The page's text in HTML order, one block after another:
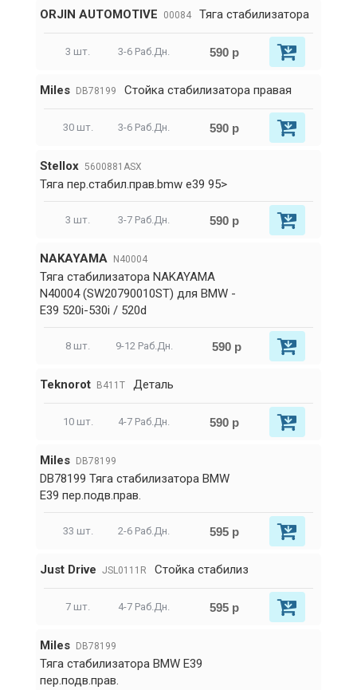
ORJIN AUTOMOTIVE 00084 Тяга стабилизатора
3 шт. 3-6 Раб.Дн. 590 р
Miles DB78199 Стойка стабилизатора правая
30 шт. 3-6 Раб.Дн. 590 р
Stellox 5600881ASX
Тяга пер.стабил.прав.bmw e39 95>
3 шт. 3-7 Раб.Дн. 590 р
NAKAYAMA N40004
Тяга стабилизатора NAKAYAMA
N40004 (SW20790010ST) для BMW -
E39 520i-530i / 520d
8 шт. 9-12 Раб.Дн. 590 р
Teknorot B411T Деталь
10 шт. 4-7 Раб.Дн. 590 р
Miles DB78199
DB78199 Тяга стабилизатора BMW
E39 пер.подв.прав.
33 шт. 2-6 Раб.Дн. 595 р
Just Drive JSL0111R Стойка стабилиз
7 шт. 4-7 Раб.Дн. 595 р
Miles DB78199
Тяга стабилизатора BMW E39
пер.подв.прав.